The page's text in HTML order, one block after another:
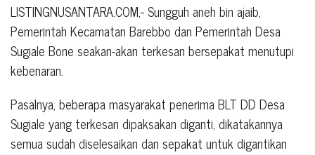
LISTINGNUSANTARA.COM,- Sungguh aneh bin ajaib,
Pemerintah Kecamatan Barebbo dan Pemerintah Desa
Sugiale Bone seakan-akan terkesan bersepakat menutupi
kebenaran.
Pasalnya, beberapa masyarakat penerima BLT DD Desa
Sugiale yang terkesan dipaksakan diganti, dikatakannya
semua sudah diselesaikan dan sepakat untuk digantikan